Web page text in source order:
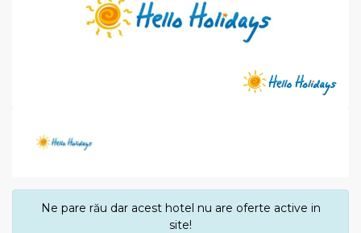
Ne pare rău dar acest hotel nu are oferte active in
site!